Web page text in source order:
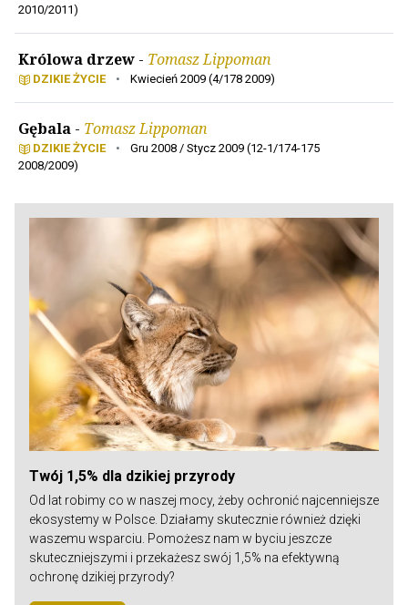
2010/2011)
Królowa drzew - Tomasz Lippoman
DZIKIE ŻYCIE • Kwiecień 2009 (4/178 2009)
Gębala - Tomasz Lippoman
DZIKIE ŻYCIE •
Gru 2008 / Stycz 2009 (12-1/174-175
2008/2009)
Twój 1,5% dla dzikiej przyrody
Od lat robimy co w naszej mocy, żeby ochronić najcenniejsze
ekosystemy w Polsce. Działamy skutecznie również dzięki
waszemu wsparciu. Pomożesz nam w byciu jeszcze
skuteczniejszymi i przekażesz swój 1,5% na efektywną
ochronę dzikiej przyrody?